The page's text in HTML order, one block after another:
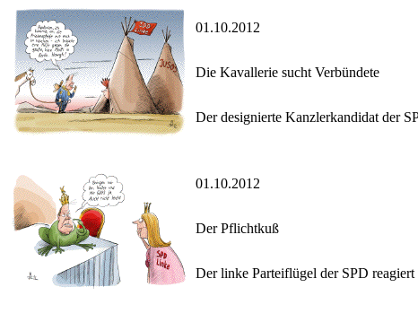
01.10.2012
Die Kavallerie sucht Verbündete
Der designierte Kanzlerkandidat der
01.10.2012
Der Pflichtkuß
Der linke Parteiflügel der SPD